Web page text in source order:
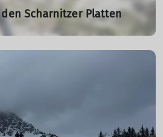
Scharnitzer Platten